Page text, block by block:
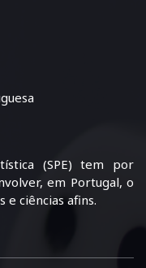
(SPE) tem por
em Portugal, o
e ciências afins.